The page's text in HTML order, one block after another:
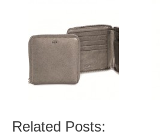
Related Posts: